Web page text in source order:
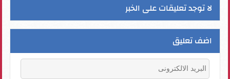
لا توجد تعليقات على الخبر
اضف تعليق